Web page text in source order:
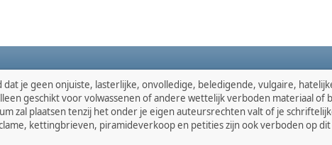
je geen onjuiste, lasterlijke, onvolledige, beledigende, vulgaire,
geschikt voor volwassenen of andere wettelijk verboden materiaal of
zal plaatsen tenzij het onder je eigen auteursrechten valt of je
kettingbrieven, piramideverkoop en petities zijn ook verboden op